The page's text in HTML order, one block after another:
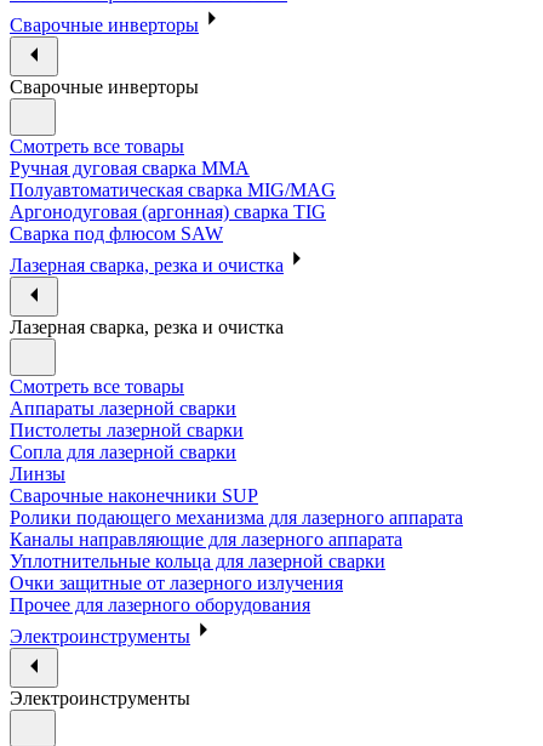
Сварочные инверторы
Сварочные инверторы
Смотреть все товары
Ручная дуговая сварка MMA
Полуавтоматическая сварка MIG/MAG
Аргонодуговая (аргонная) сварка TIG
Сварка под флюсом SAW
Лазерная сварка, резка и очистка
Лазерная сварка, резка и очистка
Смотреть все товары
Аппараты лазерной сварки
Пистолеты лазерной сварки
Сопла для лазерной сварки
Линзы
Сварочные наконечники SUP
Ролики подающего механизма для лазерного аппарата
Каналы направляющие для лазерного аппарата
Уплотнительные кольца для лазерной сварки
Очки защитные от лазерного излучения
Прочее для лазерного оборудования
Электроинструменты
Электроинструменты